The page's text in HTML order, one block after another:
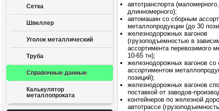
Сетка
Швеллер
Уголок металлический
Труба
Справочные данные
Калькулятор
металлопроката
автотранспорта (маломерного,
длинномерного);
автомашин со сборным
металлопродукции (до 30
железнодорожных вагонов
(грузоподъемностью в
ассортимента перевозимого
10-65 тн);
железнодорожных вагонов со
ассортиментом
позиций);
железнодорожных вагонов
поставкой от заводов-
контейнеров по железной
автотрассе